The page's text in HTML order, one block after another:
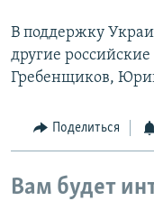
В поддержку
другие
Гребенщиков,
Поделиться
Вам будет